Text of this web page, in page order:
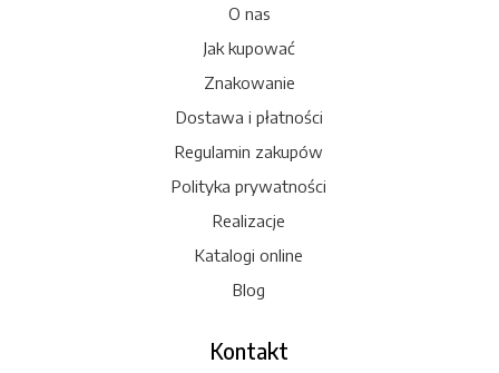
O nas
Jak kupować
Znakowanie
Dostawa i płatności
Regulamin zakupów
Polityka prywatności
Realizacje
Katalogi online
Blog
Kontakt